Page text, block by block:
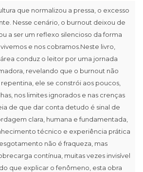
que normalizou a pressa, o excesso
Nesse cenário, o burnout deixou de
a ser um reflexo silencioso da forma
e nos cobramos.Neste livro,
conduz o leitor por uma jornada
revelando que o burnout não
ele se constrói aos poucos,
nos limites ignorados e nas crenças
de que dar conta detudo é sinal de
clara, humana e fundamentada,
técnico e experiência prática
não é fraqueza, mas
contínua, muitas vezes invisível
que explicar o fenômeno, esta obra